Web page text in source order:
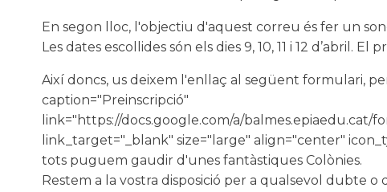
En segon lloc, l'objectiu d'aquest correu és fer un
Les dates escollides són els dies 9, 10, 11 i 12
Així doncs, us deixem l'enllaç al següent formulari,
caption="Preinscripció"
link="https://docs.google.com/a/balmes.epiaedu.cat/
link_target="_blank" size="large" align="center"
tots puguem gaudir d'unes fantàstiques Colònies.
Restem a la vostra disposició per a qualsevol dubte o